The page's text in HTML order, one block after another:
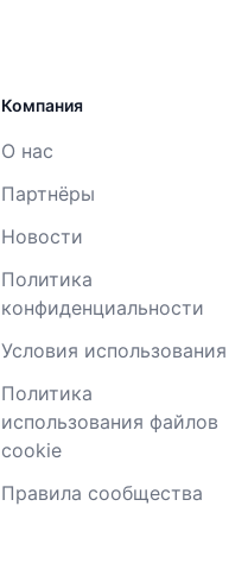
Компания
О нас
Партнёры
Новости
Политика
конфиденциальности
Условия использования
Политика
использования файлов
cookie
Правила сообщества